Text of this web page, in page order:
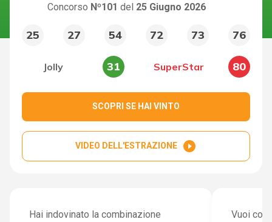
Concorso Nº101 del 25 Giugno 2026
25 27 54 72 73 76
Jolly 31 SuperStar 80
SCOPRI SE HAI VINTO
VIDEO DELL'ESTRAZIONE play_circle_filled
Hai indovinato la combinazione
Vuoi